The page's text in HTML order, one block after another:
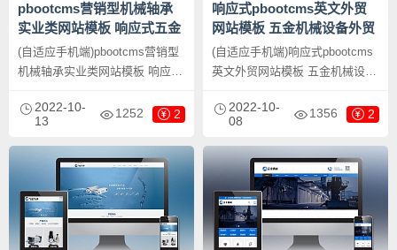
pbootcms营销型机械轴承
实业类网站模板 响应式五金
机械设备企业网站源码下载
(自适应手机端)pbootcms营销型
机械轴承实业类网站模板 响应式
载，PbootCMS内核开发的网站
模板，该模板适用于机械轴承网
站、营销型网站、五金设备网站
等企业，当然其他行业也可以
做，只需要把文字图片换成其他
行业的即可；
2022-10-
13
1252 2
响应式pbootcms英文外贸
网站模板 五金机械设备外贸
网站源码下载
(自适应手机端)响应式pbootcms
英文外贸网站模板 五金机械设备
内核开发的网站模板，该模板适
用于外贸网站、五金机械外贸网
站等企业，当然其他行业也可以
做，只需要把文字图片换成其他
行业的即可；
2022-10-
08
1356 2